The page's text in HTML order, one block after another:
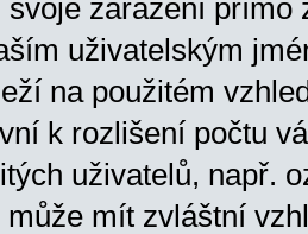
svoje zařazení přímo
uživatelským
na použitém
k rozlišení počtu
uživatelů, např.
mít zvláštní